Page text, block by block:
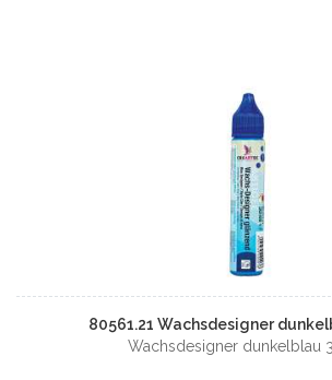
80561.21 Wachsdesigner
Wachsdesigner dunkelblau